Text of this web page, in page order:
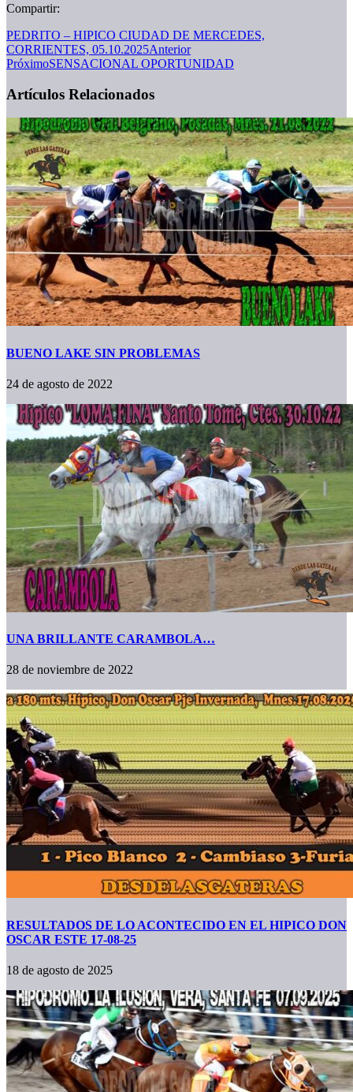
Compartir:
PEDRITO – HIPICO CIUDAD DE MERCEDES,
CORRIENTES, 05.10.2025Anterior
PróximoSENSACIONAL OPORTUNIDAD
Artículos Relacionados
BUENO LAKE SIN PROBLEMAS
24 de agosto de 2022
UNA BRILLANTE CARAMBOLA…
28 de noviembre de 2022
RESULTADOS DE LO ACONTECIDO EN EL HIPICO DON
OSCAR ESTE 17-08-25
18 de agosto de 2025